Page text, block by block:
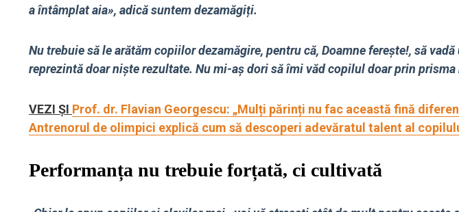
a întâmplat aia», adică suntem dezamăgiți.
Nu trebuie să le arătăm copiilor dezamăgire, pentru că, Doamne ferește!, să
reprezintă doar niște rezultate. Nu mi-aș dori să îmi văd copilul doar prin
VEZI ȘI Prof. dr. Flavian Georgescu: „Mulți părinți nu fac această fină
Antrenorul de olimpici explică cum să descoperi adevăratul talent al
Performanța nu trebuie forțată, ci cultivată